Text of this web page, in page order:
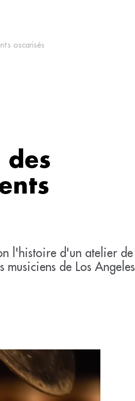
oscarisés
des
l'histoire d'un atelier de
de Los Angeles